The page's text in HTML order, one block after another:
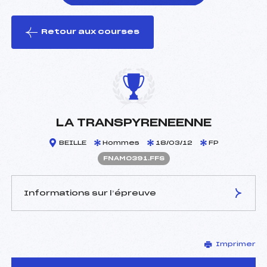
le ski
Retour aux courses
LA TRANSPYRENEENNE
BEILLE Hommes 18/03/12 FP
FNAM0391.FFS
Informations sur l’épreuve
RAYNAUD MARCEL (PE)
D.T Adjoint :
–
Imprimer